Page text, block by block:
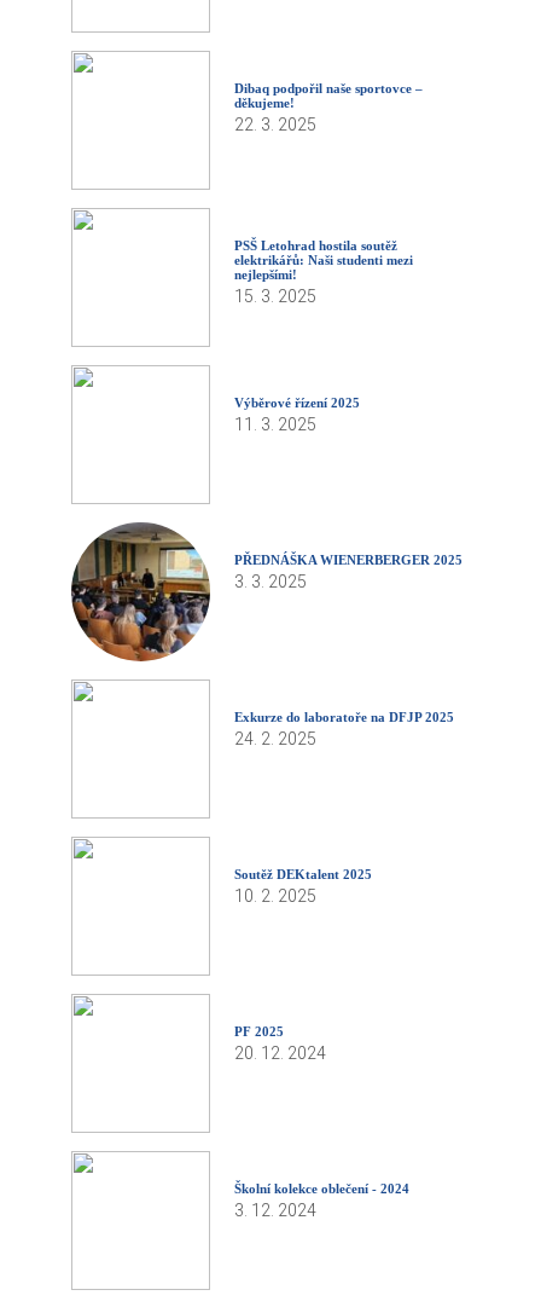
Dibaq podpořil naše sportovce –
děkujeme!
22. 3. 2025
PSŠ Letohrad hostila soutěž
elektrikářů: Naši studenti mezi
nejlepšími!
15. 3. 2025
Výběrové řízení 2025
11. 3. 2025
PŘEDNÁŠKA WIENERBERGER 2025
3. 3. 2025
Exkurze do laboratoře na DFJP 2025
24. 2. 2025
Soutěž DEKtalent 2025
10. 2. 2025
PF 2025
20. 12. 2024
Školní kolekce oblečení - 2024
3. 12. 2024